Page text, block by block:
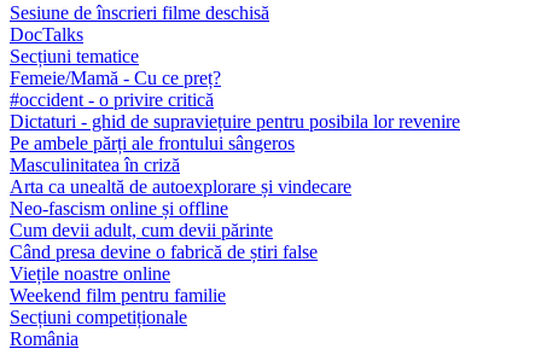
Sesiune de înscrieri filme deschisă
DocTalks
Secțiuni tematice
Femeie/Mamă - Cu ce preț?
#occident - o privire critică
Dictaturi - ghid de supraviețuire pentru posibila lor revenire
Pe ambele părți ale frontului sângeros
Masculinitatea în criză
Arta ca unealtă de autoexplorare și vindecare
Neo-fascism online și offline
Cum devii adult, cum devii părinte
Când presa devine o fabrică de știri false
Viețile noastre online
Weekend film pentru familie
Secțiuni competiționale
România